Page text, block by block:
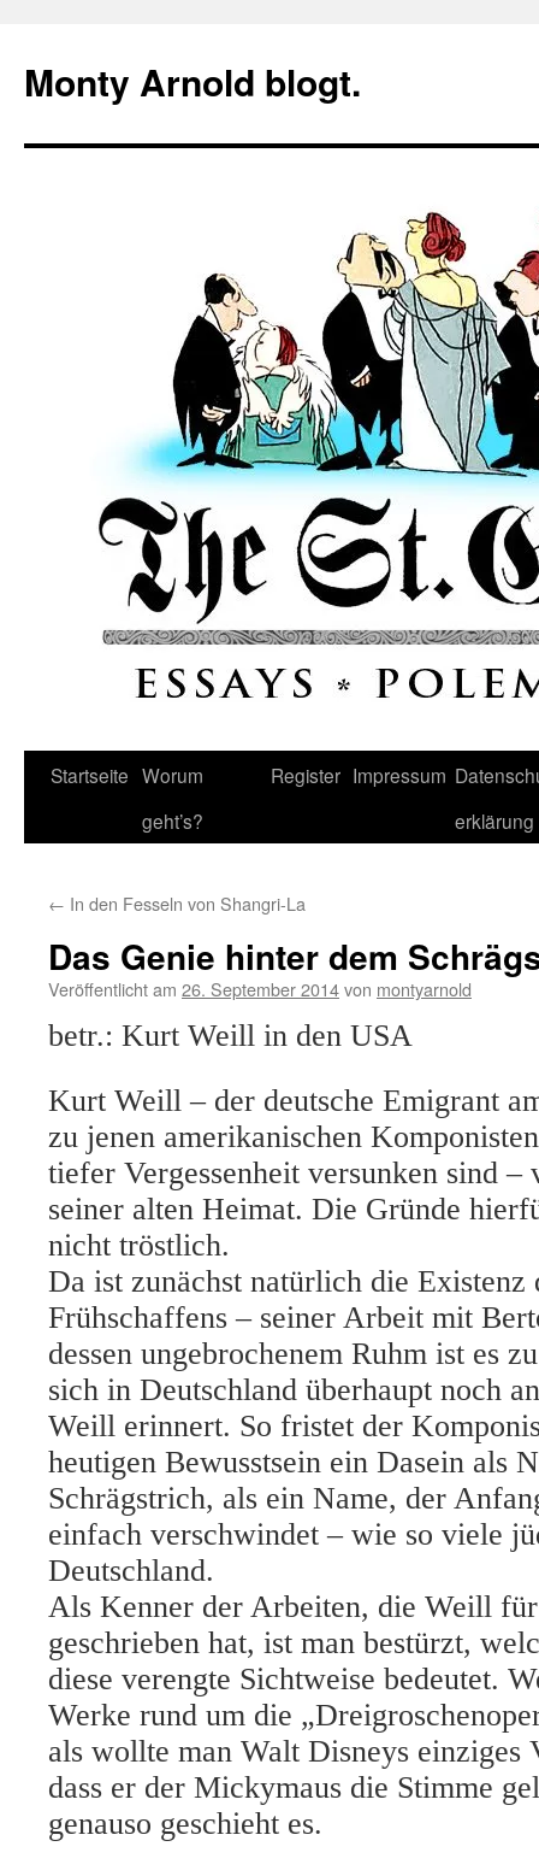
springen
Monty Arnold blogt.
Startseite Worum
geht’s?
Register Impressum
erklärung
← In den Fesseln von Shangri-La
Das Genie hinter dem
Veröffentlicht am 26. September 2014von montyarnold
betr.: Kurt Weill in den USA
Kurt Weill – der deutsche Emigrant
zu jenen amerikanischen
tiefer Vergessenheit versunken sind
seiner alten Heimat. Die Gründe
nicht tröstlich.
Da ist zunächst natürlich die Existenz
Frühschaffens – seiner Arbeit mit
dessen ungebrochenem Ruhm ist es
sich in Deutschland überhaupt noch
Weill erinnert. So fristet der
heutigen Bewusstsein ein Dasein als
Schrägstrich, als ein Name, der
einfach verschwindet – wie so viele
Deutschland.
Als Kenner der Arbeiten, die Weill
geschrieben hat, ist man bestürzt,
diese verengte Sichtweise bedeutet.
Werke rund um die
als wollte man Walt Disneys einziges
dass er der Mickymaus die Stimme
genauso geschieht es.